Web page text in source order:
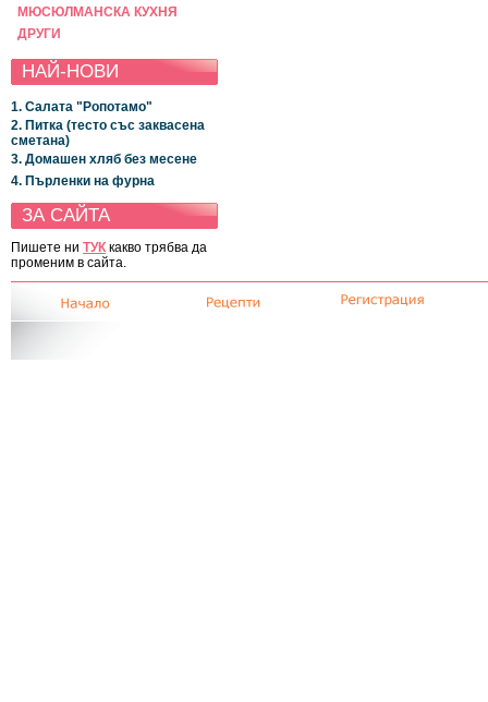
МЮСЮЛМАНСКА КУХНЯ
ДРУГИ
НАЙ-НОВИ
1. Салата "Ропотамо"
2. Питка (тесто със заквасена
сметана)
3. Домашен хляб без месене
4. Пърленки на фурна
ЗА САЙТА
Пишете ни ТУК какво трябва да
променим в сайта.